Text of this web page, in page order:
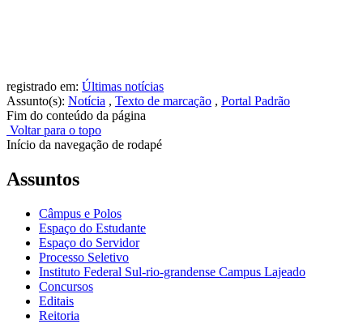
registrado em: Últimas notícias
Assunto(s): Notícia , Texto de marcação , Portal Padrão
Fim do conteúdo da página
Voltar para o topo
Início da navegação de rodapé
Assuntos
Câmpus e Polos
Espaço do Estudante
Espaço do Servidor
Processo Seletivo
Instituto Federal Sul-rio-grandense Campus Lajeado
Concursos
Editais
Reitoria